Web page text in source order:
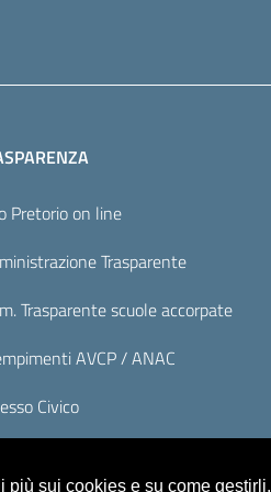
Pretorio on line
Trasparente
Trasparente scuole accorpate
AVCP / ANAC
Civico
più sui cookies e su come gestirli,